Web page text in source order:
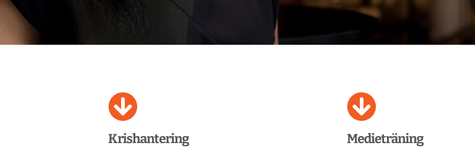
Krishantering Medieträning